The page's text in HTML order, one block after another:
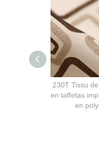
230T Tissu
en taffetas
en